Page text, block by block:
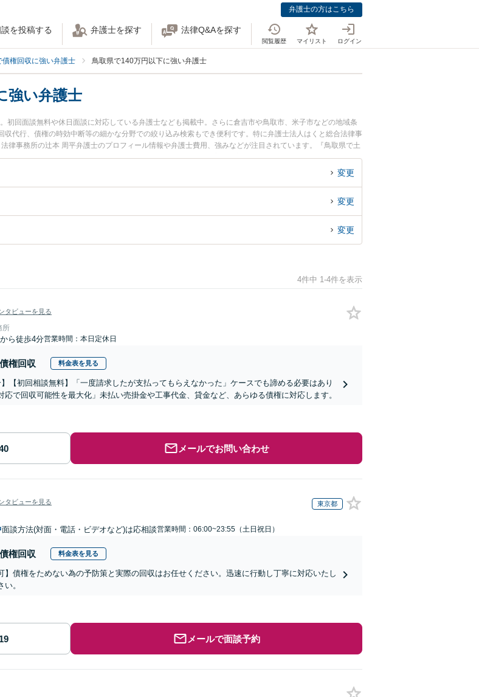
弁護士の方はこちら
を投稿する 弁護士を探す 法律Q&Aを探す
閲覧履歴 マイリスト ログイン
債権回収に強い弁護士 鳥取県で140万円以下に強い弁護士
強い弁護士
回面談無料や休日面談に対応している弁護士なども掲載中。さらに倉吉市や鳥取市、米子市などの地域条
代行、債権の時効中断等の細かな分野での絞り込み検索もでき便利です。特に弁護士法人はくと総合法律事
律事務所の辻本 周平弁護士のプロフィール情報や弁護士費用、強みなどが注目されています。『鳥取県で土
士に相談したい』『140万円以下の債権回収のトラブル解決の実績豊富な近くの弁護士を検索したい』『初
士に相談予約したい』などでお困りの相談者さんにおすすめです。
変更
変更
変更
4件中 1-4件を表示
タビューを見る
所
から徒歩4分営業時間：本日定休日
権回収 料金表を見る
】【初回相談無料】「一度請求したが支払ってもらえなかった」ケースでも諦める必要はあり
応で回収可能性を最大化」未払い売掛金や工事代金、貸金など、あらゆる債権に対応します。
メールでお問い合わせ
タビューを見る 東京都
面談方法(対面・電話・ビデオなど)は応相談営業時間：06:00~23:55（土日祝日）
権回収 料金表を見る
】債権をためない為の予防策と実際の回収はお任せください。迅速に行動し丁寧に対応いたし
。
メールで面談予約